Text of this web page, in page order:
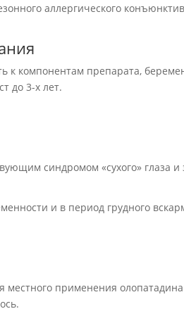
аллергического
к компонентам препарата,
до 3-х лет.
синдромом «сухого» глаза
и в период грудного
местного применения